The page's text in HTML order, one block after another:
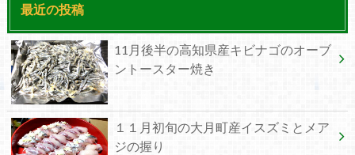
最近の投稿
11月後半の高知県産キビナゴのオーブ
ントースター焼き
１１月初旬の大月町産イスズミとメア
ジの握り